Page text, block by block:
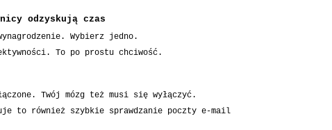
odzyskują czas
Wybierz jedno.
To po prostu chciwość.
Twój mózg też musi się wyłączyć.
to również szybkie sprawdzanie poczty e-mail